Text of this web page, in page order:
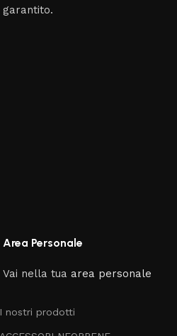
garantito.
Area Personale
Vai nella tua area personale
I nostri prodotti